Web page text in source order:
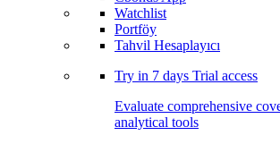
Watchlist
Portföy
Tahvil Hesaplayıcı
Try in 7 days Trial access
Evaluate comprehensive
analytical tools